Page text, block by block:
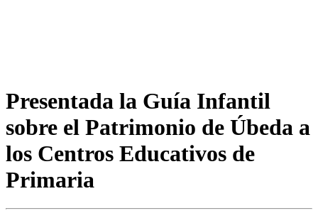
Presentada la Guía Infantil
sobre el Patrimonio de Úbeda a
los Centros Educativos de
Primaria